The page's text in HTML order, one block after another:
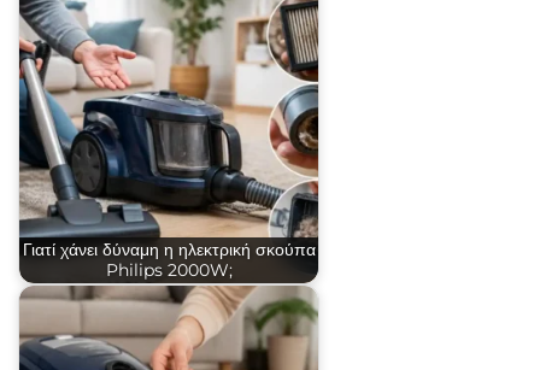
Γιατί χάνει δύναμη η ηλεκτρική σκούπα
Philips 2000W;